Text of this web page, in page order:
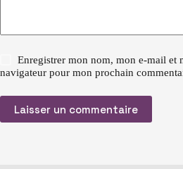
Enregistrer mon nom, mon e-mail et
navigateur pour mon prochain
Laisser un commentaire